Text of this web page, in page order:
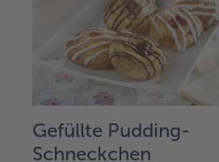
Gefüllte Pudding-
Schneckchen